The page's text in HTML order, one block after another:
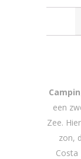
een
Zee.
zon,
Costa